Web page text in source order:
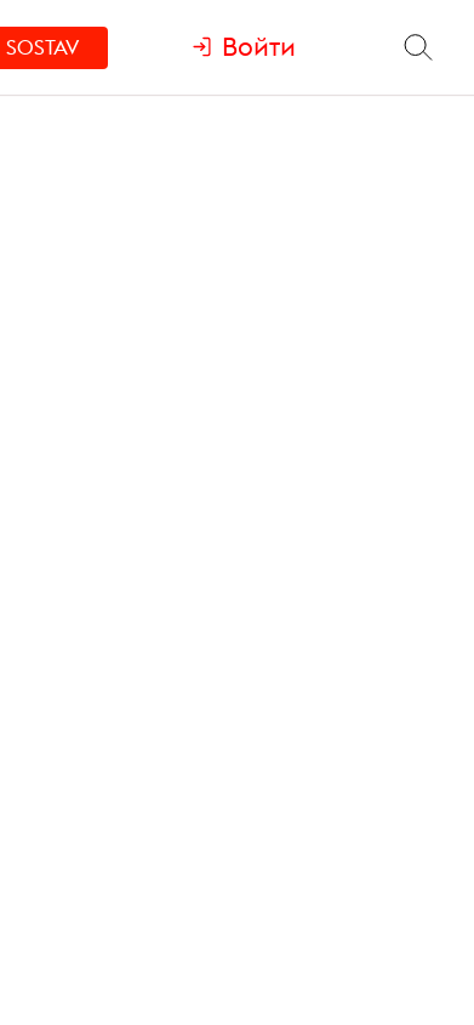
SOSTAV Войти